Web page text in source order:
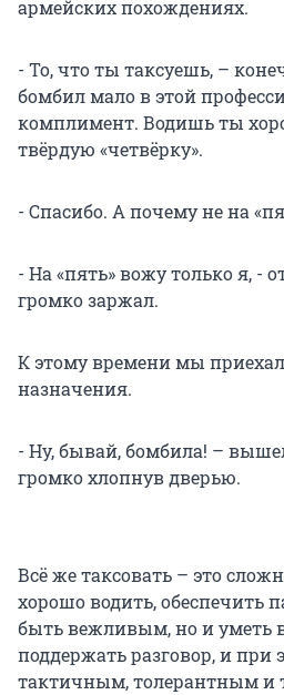
армейских похождениях.
- То, что ты таксуешь, –
бомбил мало в этой
комплимент. Водишь ты
твёрдую «четвёрку».
- Спасибо. А почему не на
- На «пять» вожу только я, -
громко заржал.
К этому времени мы
назначения.
- Ну, бывай, бомбила! –
громко хлопнув дверью.
Всё же таксовать – это
хорошо водить, обеспечить
быть вежливым, но и уметь
поддержать разговор, и при
тактичным, толерантным и